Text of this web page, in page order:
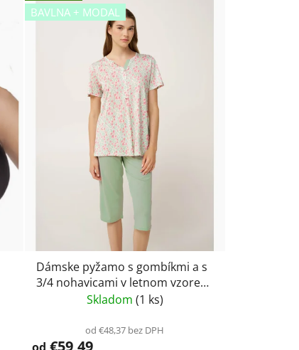
BAVLNA + MODAL
Dámske pyžamo s gombíkmi a s
3/4 nohavicami v letnom vzore
Vamp 24076Skladom (1 ks)
od €48,37 bez DPH